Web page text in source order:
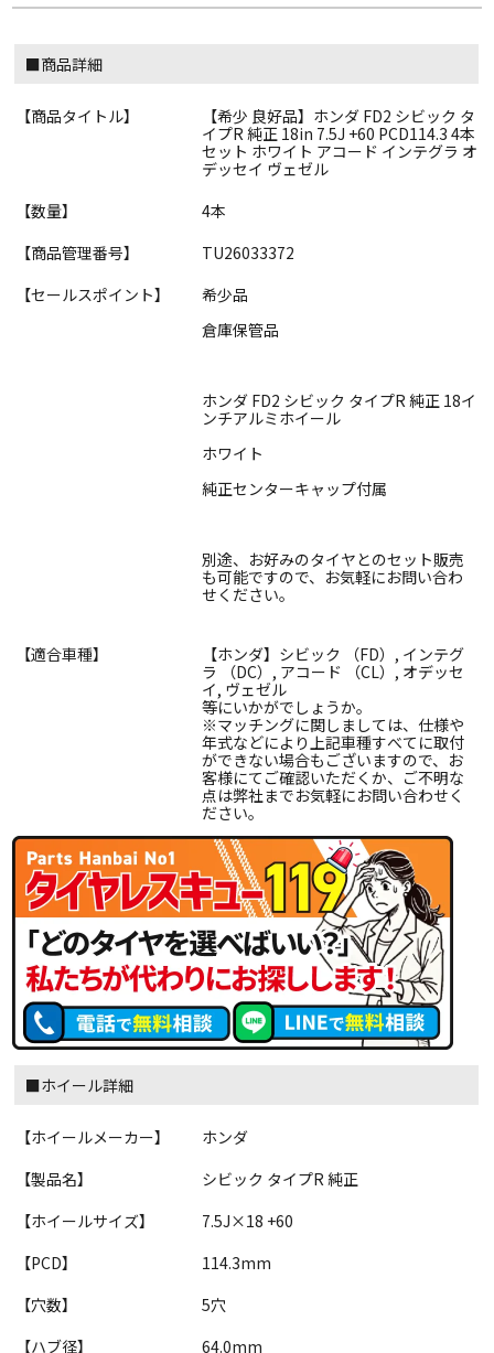
■商品詳細
【商品タイトル】
【希少 良好品】ホンダ FD2 シビック タ
イプR 純正 18in 7.5J +60 PCD114.3 4本
セット ホワイト アコード インテグラ オ
デッセイ ヴェゼル
【数量】
4本
【商品管理番号】
TU26033372
【セールスポイント】
希少品
倉庫保管品
ホンダ FD2 シビック タイプR 純正 18イ
ンチアルミホイール
ホワイト
純正センターキャップ付属
別途、お好みのタイヤとのセット販売
も可能ですので、お気軽にお問い合わ
せください。
【適合車種】
【ホンダ】シビック （FD）, インテグ
ラ （DC）, アコード （CL）, オデッセ
イ, ヴェゼル
等にいかがでしょうか。
※マッチングに関しましては、仕様や
年式などにより上記車種すべてに取付
ができない場合もございますので、お
客様にてご確認いただくか、ご不明な
点は弊社までお気軽にお問い合わせく
ださい。
■ホイール詳細
【ホイールメーカー】
ホンダ
【製品名】
シビック タイプR 純正
【ホイールサイズ】
7.5J×18 +60
【PCD】
114.3mm
【穴数】
5穴
【ハブ径】
64.0mm